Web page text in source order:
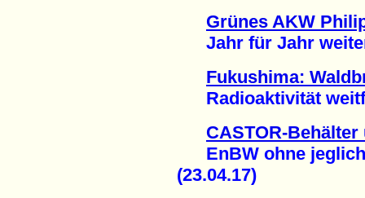
Grünes AKW
Jahr für Jahr
Fukushima:
Radioaktivität
CASTOR-
EnBW ohne
(23.04.17)